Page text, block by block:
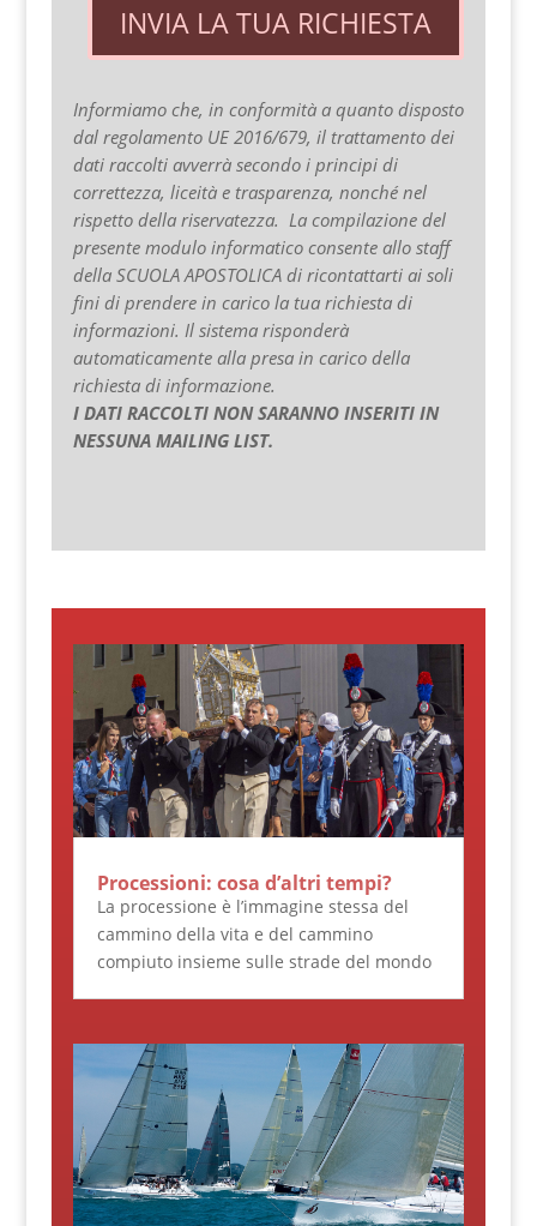
INVIA LA TUA RICHIESTA
Informiamo che, in conformità a quanto disposto
dal regolamento UE 2016/679, il trattamento dei
dati raccolti avverrà secondo i principi di
correttezza, liceità e trasparenza, nonché nel
rispetto della riservatezza. La compilazione del
presente modulo informatico consente allo staff
della SCUOLA APOSTOLICA di ricontattarti ai soli
fini di prendere in carico la tua richiesta di
informazioni. Il sistema risponderà
automaticamente alla presa in carico della
richiesta di informazione.
I DATI RACCOLTI NON SARANNO INSERITI IN
NESSUNA MAILING LIST.
Processioni: cosa d’altri tempi?
La processione è l’immagine stessa del
cammino della vita e del cammino
compiuto insieme sulle strade del mondo